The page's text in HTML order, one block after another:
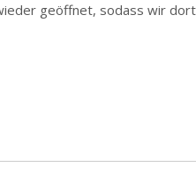
geöffnet, sodass wir